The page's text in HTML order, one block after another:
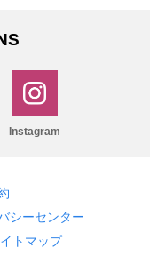
Instagram
シーセンター
トマップ